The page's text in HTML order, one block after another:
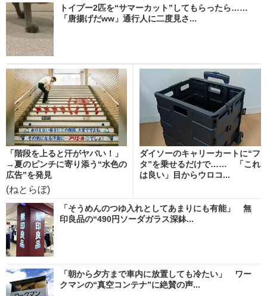
トイプー2匹を“サマーカット”してもらったら……
「唐揚げだww」通行人に二度見さ...
「階段を上ると汗がヤバい！」
→夏のピンチに寄り添う“水色の
広告”を発見
(ねとらぼ)
ダイソーのキャリーカートに“フ
タ”を乗せるだけで…… 「これ
は良い」目からウロコ...
「そうめんのつゆ入れとしてあまりにも有能」 無
印良品の“490円ソーダガラス深鉢...
「朝から夕方まで車内に放置しても冷たい」 ワー
クマンの“真空コンテナ”に絶賛の声...